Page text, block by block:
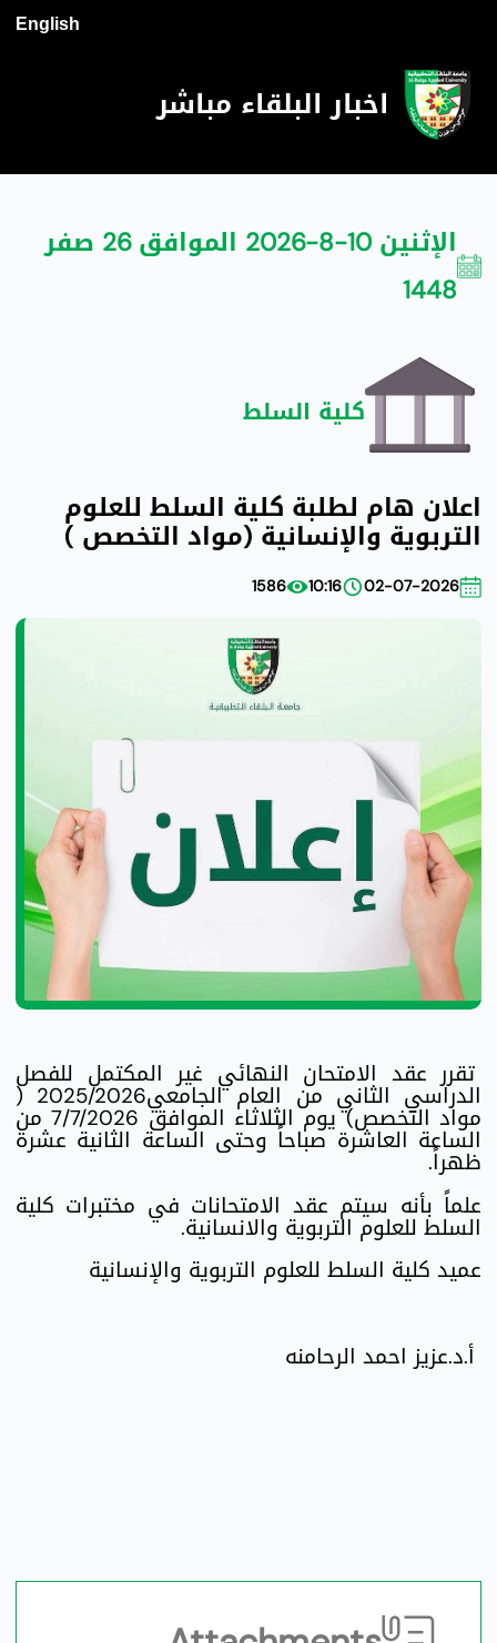
English
اخبار البلقاء مباشر
الإثنين 10-8-2026 الموافق 26 صفر
1448
كلية السلط
اعلان هام لطلبة كلية السلط للعلوم
التربوية والإنسانية (مواد التخصص )
02-07-2026
10:16
1586
تقرر عقد الامتحان النهائي غير المكتمل للفصل
الدراسي الثاني من العام الجامعي2025/2026 (
مواد التخصص) يوم الثلاثاء الموافق 7/7/2026 من
الساعة العاشرة صباحاً وحتى الساعة الثانية عشرة
ظهراً.
علماً بأنه سيتم عقد الامتحانات في مختبرات كلية
السلط للعلوم التربوية والانسانية.
عميد كلية السلط للعلوم التربوية والإنسانية
أ.د.عزيز احمد الرحامنه